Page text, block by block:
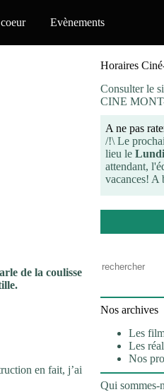
Evènements
de la coulisse
en fait, j’ai
Horaires
Consulter le
CINE
A ne pas
/!\ Le
lieu le Lundi
attendant,
vacances! A
Nos archives
Les
Les
Nos
Qui sommes-